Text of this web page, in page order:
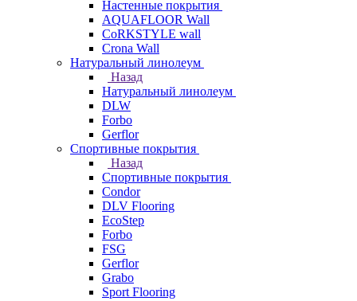
Настенные покрытия
AQUAFLOOR Wall
CoRKSTYLE wall
Crona Wall
Натуральный линолеум
Назад
Натуральный линолеум
DLW
Forbo
Gerflor
Спортивные покрытия
Назад
Спортивные покрытия
Condor
DLV Flooring
EcoStep
Forbo
FSG
Gerflor
Grabo
Sport Flooring